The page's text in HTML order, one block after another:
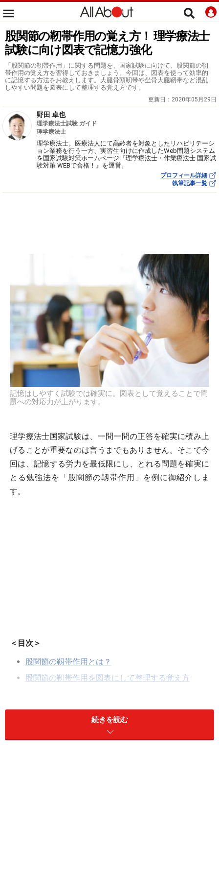
股関節の靭帯作用の覚え方！ 理学療法士
試験に向け図表で記憶力強化
「股関節の靭帯作用」に関する問題を、国家試験に向けて、股関節の靭
帯作用の覚え方を習得しておきましょう。今回は、図表を使って効率的
に記憶する方法をお教えします。大腿骨頭靭帯や坐骨大腿靭帯など混乱
しやすい問題を図表にして整理する覚え方です。
更新日： 2020年05月29日
野田 卓也
理学療法士試験 ガイド
理学療法士
理学療法士。医療法人にて高齢者を対象としたリハビリテーシ
ョン業務を行う一方、実習生向けに作成したWeb問題システム
を国家試験対策ホームページ『理学療法士・作業療法士 国家試
験対策 WEBで合格！』を運営。
プロフィール詳細
執筆記事一覧
記憶はしやすく試験では確実に。図表として覚えることで問
題への対応力が上がります。
理学療法士国家試験は、一問一問の正答を確実に積み上
げることが重要なのは言うまでもありません。そこで今
回は、記憶する労力を最低限にし、とれる問題を確実に
とる勉強法を「股関節の靱帯作用」を例に御紹介しま
す。
＜目次＞
股関節の靱帯作用とは？
股関節の靭帯作用を図表にして整理する覚え方
股関節の靱帯作用とは？
続きを読む